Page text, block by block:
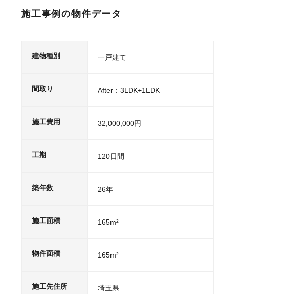
施工事例の物件データ
建物種別 一戸建て
間取り After：3LDK+1LDK
施工費用 32,000,000円
工期 120日間
築年数 26年
施工面積 165m²
物件面積 165m²
施工先住所 埼玉県